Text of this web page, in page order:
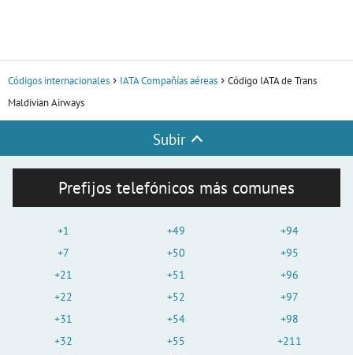
Códigos internacionales IATA Compañías aéreas
Código IATA de Trans
Maldivian Airways
Subir
Prefijos telefónicos más comunes
+1
+7
+21
+22
+31
+32
+49
+50
+51
+52
+54
+55
+94
+95
+96
+97
+98
+211